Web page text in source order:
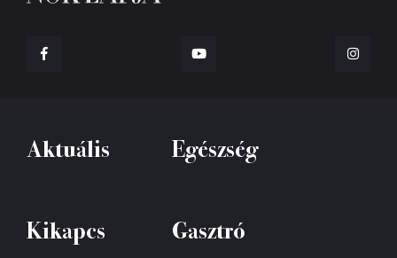
Aktuális Egészség
Kikapcs Gasztró